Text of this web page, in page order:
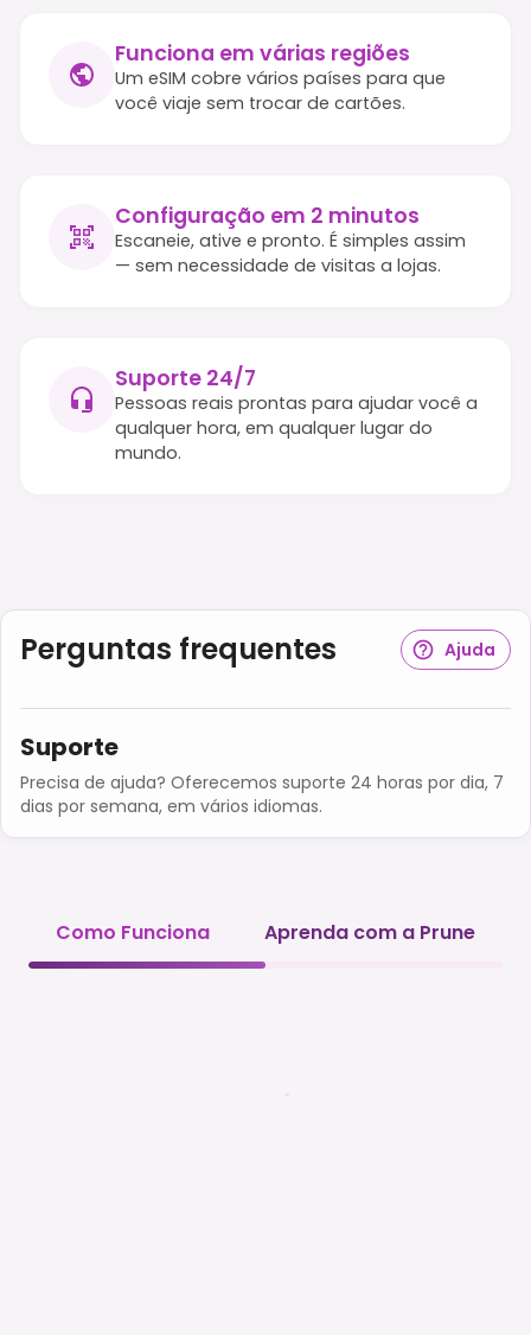
Funciona em várias regiões
Um eSIM cobre vários países para que
você viaje sem trocar de cartões.
Configuração em 2 minutos
Escaneie, ative e pronto. É simples assim
— sem necessidade de visitas a lojas.
Suporte 24/7
Pessoas reais prontas para ajudar você a
qualquer hora, em qualquer lugar do
mundo.
Perguntas frequentes Ajuda
Suporte
Precisa de ajuda? Oferecemos suporte 24 horas por dia, 7
dias por semana, em vários idiomas.
Como Funciona Aprenda com a Prune